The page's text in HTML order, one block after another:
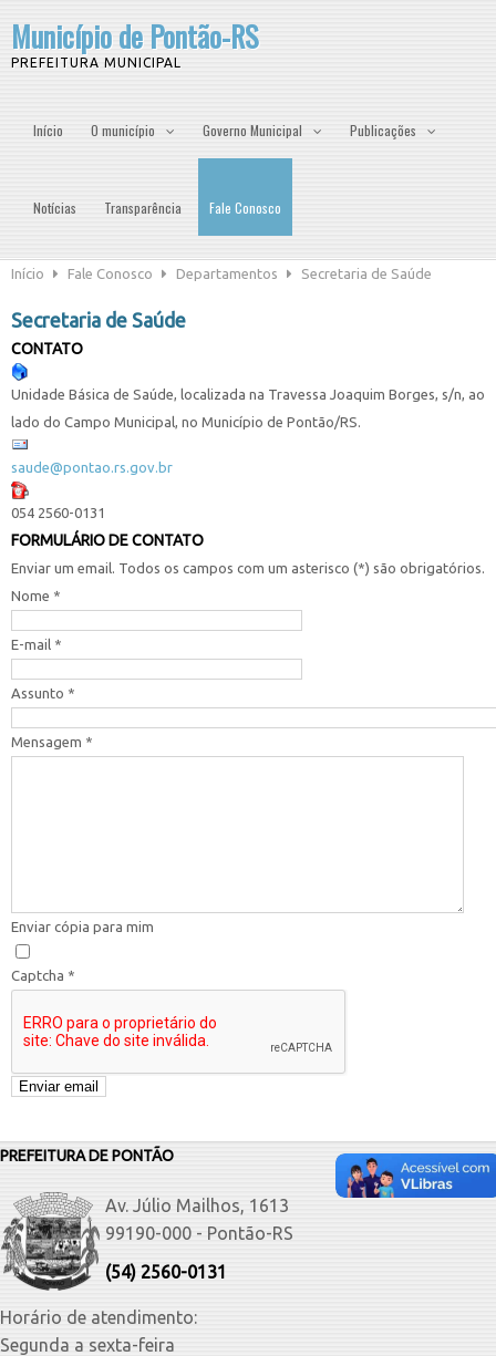
Município de Pontão-RS
PREFEITURA MUNICIPAL
Início O município Governo Municipal Publicações
Notícias Transparência Fale Conosco
Início Fale Conosco Departamentos Secretaria de Saúde
Secretaria de Saúde
CONTATO
Unidade Básica de Saúde, localizada na Travessa Joaquim Borges, s/n, ao
lado do Campo Municipal, no Município de Pontão/RS.
saude@pontao.rs.gov.br
054 2560-0131
FORMULÁRIO DE CONTATO
Enviar um email. Todos os campos com um asterisco (*) são obrigatórios.
Nome *
E-mail *
Assunto *
Mensagem *
Enviar cópia para mim
Captcha *
PREFEITURA DE PONTÃO
Av. Júlio Mailhos, 1613
99190-000 - Pontão-RS
(54) 2560-0131
Horário de atendimento:
Segunda a sexta-feira